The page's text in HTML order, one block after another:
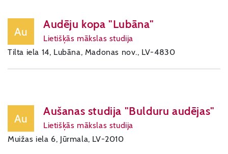
Au
Audēju kopa "Lubāna"
Lietišķās mākslas studija
Tilta iela 14, Lubāna, Madonas nov., LV-4830
Au
Aušanas studija "Bulduru audējas"
Lietišķās mākslas studija
Muižas iela 6, Jūrmala, LV-2010